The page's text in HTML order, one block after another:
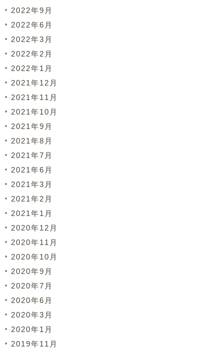
2022年9月
2022年6月
2022年3月
2022年2月
2022年1月
2021年12月
2021年11月
2021年10月
2021年9月
2021年8月
2021年7月
2021年6月
2021年3月
2021年2月
2021年1月
2020年12月
2020年11月
2020年10月
2020年9月
2020年7月
2020年6月
2020年3月
2020年1月
2019年11月